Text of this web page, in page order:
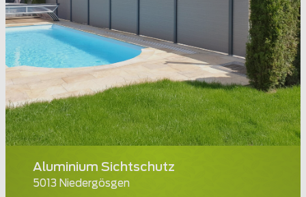
Aluminium Sichtschutz
5013 Niedergösgen